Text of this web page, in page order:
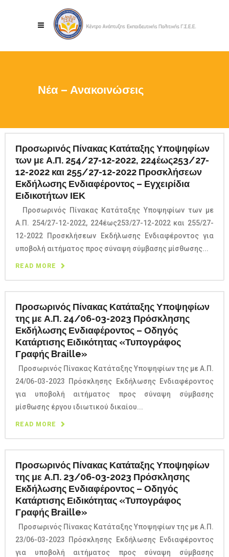
Νέα – Ανακοινώσεις
Προσωρινός Πίνακας Κατάταξης Υποψηφίων
των με Α.Π. 254/27-12-2022, 224έως253/27-
12-2022 και 255/27-12-2022 Προσκλήσεων
Εκδήλωσης Ενδιαφέροντος – Εγχειρίδια
Ειδικοτήτων ΙΕΚ
Προσωρινός Πίνακας Κατάταξης Υποψηφίων των με
Α.Π. 254/27-12-2022, 224έως253/27-12-2022 και 255/27-
12-2022 Προσκλήσεων Εκδήλωσης Ενδιαφέροντος για
υποβολή αιτήματος προς σύναψη σύμβασης μίσθωσης...
READ MORE
Προσωρινός Πίνακας Κατάταξης Υποψηφίων
της με Α.Π. 24/06-03-2023 Πρόσκλησης
Εκδήλωσης Ενδιαφέροντος – Οδηγός
Κατάρτισης Ειδικότητας «Τυπογράφος
Γραφής Braille»
Προσωρινός Πίνακας Κατάταξης Υποψηφίων της με Α.Π.
24/06-03-2023 Πρόσκλησης Εκδήλωσης Ενδιαφέροντος
για υποβολή αιτήματος προς σύναψη σύμβασης
μίσθωσης έργου ιδιωτικού δικαίου...
READ MORE
Προσωρινός Πίνακας Κατάταξης Υποψηφίων
της με Α.Π. 23/06-03-2023 Πρόσκλησης
Εκδήλωσης Ενδιαφέροντος – Οδηγός
Κατάρτισης Ειδικότητας «Τυπογράφος
Γραφής Braille»
Προσωρινός Πίνακας Κατάταξης Υποψηφίων της με Α.Π.
23/06-03-2023 Πρόσκλησης Εκδήλωσης Ενδιαφέροντος
για υποβολή αιτήματος προς σύναψη σύμβασης